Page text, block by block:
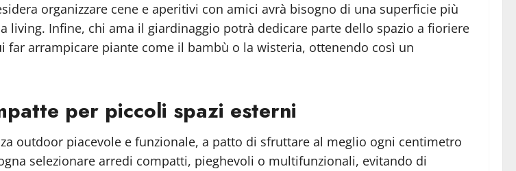
organizzare cene e aperitivi con amici avrà bisogno di una superficie più
living. Infine, chi ama il giardinaggio potrà dedicare parte dello spazio a fioriere
arrampicare piante come il bambù o la wisteria, ottenendo così un
per piccoli spazi esterni
outdoor piacevole e funzionale, a patto di sfruttare al meglio ogni centimetro
selezionare arredi compatti, pieghevoli o multifunzionali, evitando di